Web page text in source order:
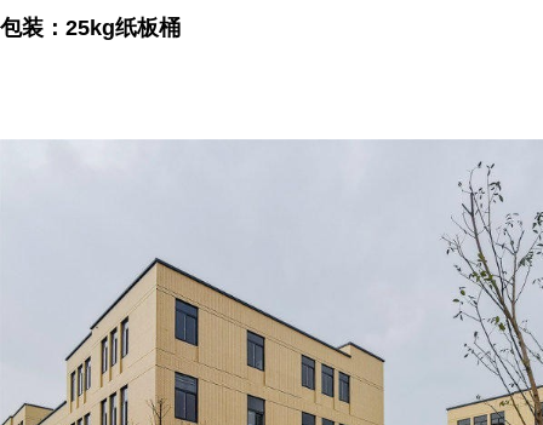
包装：25kg纸板桶